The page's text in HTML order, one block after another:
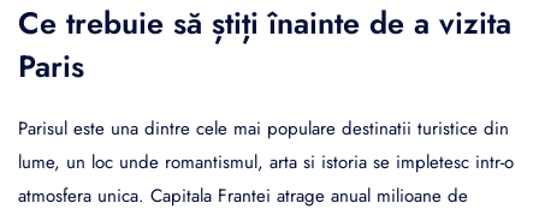
Ce trebuie să știți înainte de a vizita
Paris
Parisul este una dintre cele mai populare destinatii turistice din
lume, un loc unde romantismul, arta si istoria se impletesc intr-o
atmosfera unica. Capitala Frantei atrage anual milioane de